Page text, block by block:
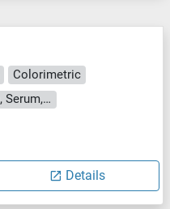
Colorimetric
Cell Culture Supernatant, Plasma, Serum, Tissue Homogenate
Details